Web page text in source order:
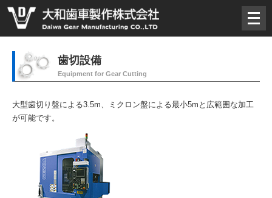
メ
ニ
ュ
開
歯切設備
Equipment for Gear Cutting
大型歯切り盤による3.5m、ミクロン盤による最小5mと広範囲な加工
が可能です。